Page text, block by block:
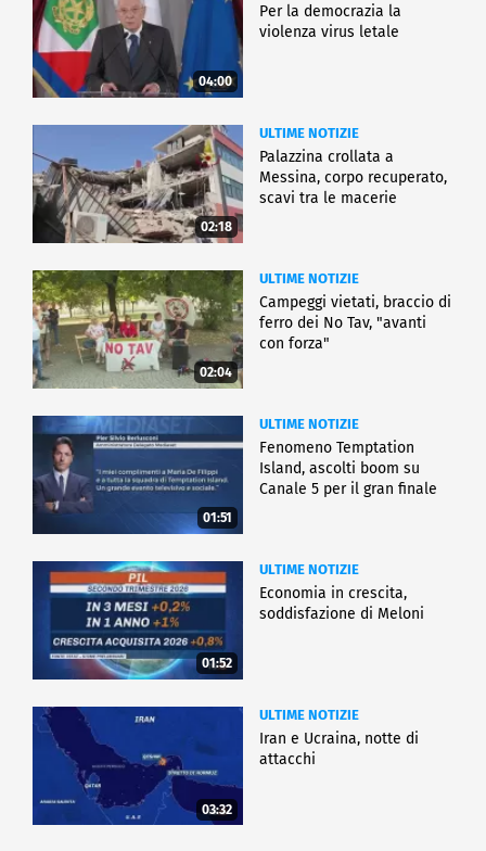
04:00
Per la democrazia la
violenza virus letale
02:18
ULTIME NOTIZIE
Palazzina crollata a
Messina, corpo recuperato,
scavi tra le macerie
02:04
ULTIME NOTIZIE
Campeggi vietati, braccio di
ferro dei No Tav, "avanti
con forza"
01:51
ULTIME NOTIZIE
Fenomeno Temptation
Island, ascolti boom su
Canale 5 per il gran finale
01:52
ULTIME NOTIZIE
Economia in crescita,
soddisfazione di Meloni
03:32
ULTIME NOTIZIE
Iran e Ucraina, notte di
attacchi